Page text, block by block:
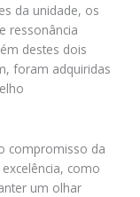
da unidade, os
ressonância
destes dois
foram adquiridas
compromisso da
como
um olhar